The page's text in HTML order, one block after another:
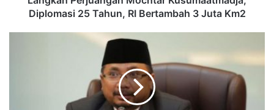
Diplomasi 25 Tahun, RI Bertambah 3 Juta Km2